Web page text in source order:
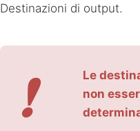
Destinazioni di output.
❗
Le
non